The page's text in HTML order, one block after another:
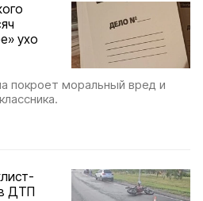
ухо
покроет моральный вред и
ДТП